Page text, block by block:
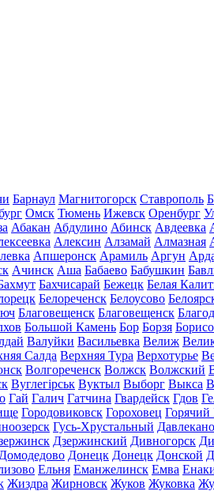
Барнаул Магнитогорск Ставрополь
Омск Тюмень Ижевск Оренбург
Абакан Абдулино Абинск Авдеевка
Алексин Алзамай Алмазная
Апшеронск Арамиль Аргун
Ачинск Аша Бабаево Бабушкин
Бахчисарай Бежецк Белая
Белореченск Белоусово
Благовещенск Благовещенск
Большой Камень Бор Борзя
Валуйки Васильевка Велиж
Салда Верхняя Тура Верхотурье
Волгореченск Волжск Волжский
Вуглегірськ Вуктыл Выборг Выкса
Гай Галич Гатчина Гвардейск Гдов
Городовиковск Гороховец
Гусь-Хрустальный
Дзержинский Дивногорск
Домодедово Донецк Донецк Донской
Ельня Еманжелинск Емва
Жиздра Жирновск Жуков Жуковка